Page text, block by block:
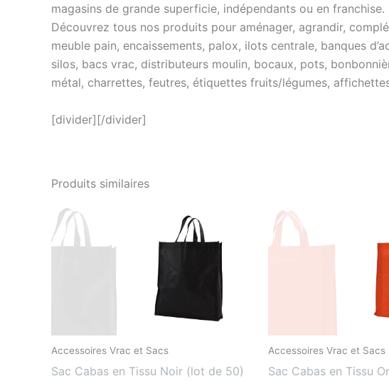
magasins de grande superficie, indépendants ou en franchise.
Découvrez tous nos produits pour aménager, agrandir,
meuble pain, encaissements, palox, ilots centrale, banques
silos, bacs vrac, distributeurs moulin, bocaux, pots,
métal, charrettes, feutres, étiquettes fruits/légumes,
[divider][/divider]
Produits similaires
Accessoires Vrac et Sacs
Sac Cabas en Tissu Noir (lot de 50)
Accessoires Vrac et Sacs
Sac Cabas en Tissu